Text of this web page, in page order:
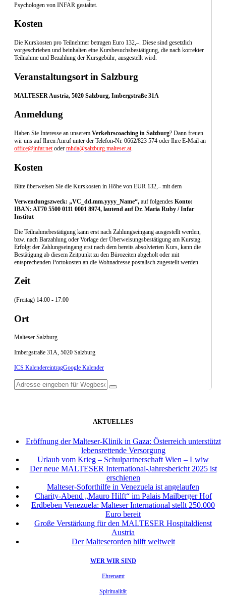
Psychologen von INFAR gestaltet.
Kosten
Die Kurskosten pro Teilnehmer betragen Euro 132,–. Diese sind gesetzlich
vorgeschrieben und beinhalten eine Kursbesuchsbestätigung, die nach korrekter
Teilnahme und Bezahlung der Kursgebühr, ausgestellt wird.
Veranstaltungsort in Salzburg
MALTESER Austria, 5020 Salzburg, Imbergstraße 31A
Anmeldung
Haben Sie Interesse an unserem Verkehrscoaching in Salzburg? Dann freuen
wir uns auf Ihren Anruf unter der Telefon-Nr. 0662/823 574 oder Ihre E-Mail an
office@infar.netoder mhda@salzburg.malteser.at.
Kosten
Bitte überweisen Sie die Kurskosten in Höhe von EUR 132,– mit dem
Verwendungszweck: „VC_dd.mm.yyyy_Name“, auf folgendes Konto:
IBAN: AT70 5500 0111 0001 8974, lautend auf Dr. Maria Ruby / Infar
Institut
Die Teilnahmebestätigung kann erst nach Zahlungseingang ausgestellt werden,
bzw. nach Barzahlung oder Vorlage der Überweisungsbestätigung am Kurstag.
Erfolgt der Zahlungseingang erst nach dem bereits absolvierten Kurs, kann die
Bestätigung ab diesem Zeitpunkt zu den Bürozeiten abgeholt oder mit
entsprechenden Portokosten an die Wohnadresse postalisch zugestellt werden.
Zeit
(Freitag) 14:00 - 17:00
Ort
Malteser Salzburg
Imbergstraße 31A, 5020 Salzburg
ICS KalendereintragGoogle Kalender
AKTUELLES
Eröffnung der Malteser-Klinik in Gaza: Österreich unterstützt
lebensrettende Versorgung
Urlaub vom Krieg – Schulpartnerschaft Wien – Lwiw
Der neue MALTESER International-Jahresbericht 2025 ist
erschienen
Malteser-Soforthilfe in Venezuela ist angelaufen
Charity-Abend „Mauro Hilft“ im Palais Mailberger Hof
Erdbeben Venezuela: Malteser International stellt 250.000
Euro bereit
Große Verstärkung für den MALTESER Hospitaldienst
Austria
Der Malteserorden hilft weltweit
WER WIR SIND
Ehrenamt
Spiritualität